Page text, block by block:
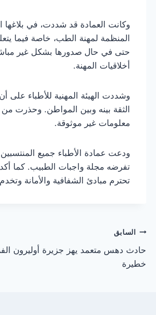
وكانت العمادة قد شددت، في بلاغها
المنظمة لمهنة الطب، خاصة فيما
حتى في حال صدورها بشكل غير
أخلاقيات المهنة.
وشددت الهيئة المهنية للأطباء على
الثقة بينه وبين المواطن. وحذرت
معلومات غير موثوقة.
ودعت عمادة الأطباء جميع
تفرضه مجلة واجبات الطبيب. كما
تحترم مبادئ الشفافية والأمانة
تصفّح
المقالات
السابق
حادث دهس متعمد يهز جزيرة أوليرون
خطيرة